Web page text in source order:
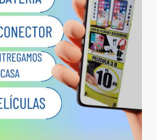
ENCANTA A CIDADE DE MANAUS COM
BELAS PERFORMANCE
FAZ MANOBRA QUE PODE ENTERRAR CPI DA
NA ALEAM
SEMANA EM MANAUS, A VACINAÇÃO EM
SENDO DISPONIBILIZADA PARA TODA
POPULAÇÃO.
NEVES, DONO DO JORNAL EM TEMPO,
DE COVID-19. MUITA EMOÇÃO DOS